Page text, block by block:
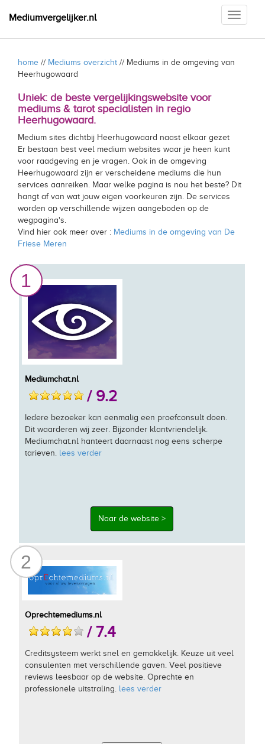
Toggle
Mediumvergelijker.nl
home // Mediums overzicht // Mediums in de omgeving van
Heerhugowaard
Uniek: de beste vergelijkingswebsite voor
mediums & tarot specialisten in regio
Heerhugowaard.
Medium sites dichtbij Heerhugowaard naast elkaar gezet
Er bestaan best veel medium websites waar je heen kunt
voor raadgeving en je vragen. Ook in de omgeving
Heerhugowaard zijn er verscheidene mediums die hun
services aanreiken. Maar welke pagina is nou het beste? Dit
hangt af van wat jouw eigen voorkeuren zijn. De services
worden op verschillende wijzen aangeboden op de
wegpagina's.
Vind hier ook meer over : Mediums in de omgeving van De
Friese Meren
1
Mediumchat.nl
/ 9.2
Iedere bezoeker kan eenmalig een proefconsult doen.
Dit waarderen wij zeer. Bijzonder klantvriendelijk.
Mediumchat.nl hanteert daarnaast nog eens scherpe
tarieven. lees verder
Naar de website >
2
Oprechtemediums.nl
/ 7.4
Creditsysteem werkt snel en gemakkelijk. Keuze uit veel
consulenten met verschillende gaven. Veel positieve
reviews leesbaar op de website. Oprechte en
professionele uitstraling. lees verder